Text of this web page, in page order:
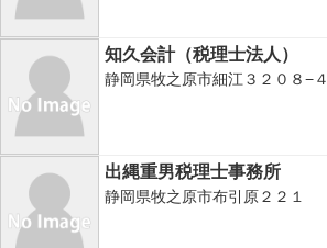
知久会計（税理士法人）
静岡県牧之原市細江３２０８−４
出縄重男税理士事務所
静岡県牧之原市布引原２２１